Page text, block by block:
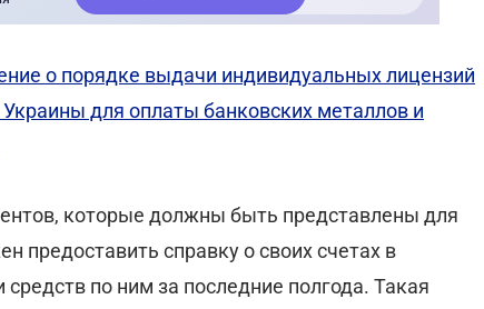
о порядке выдачи индивидуальных лицензий
для оплаты банковских металлов и
которые должны быть представлены для
предоставить справку о своих счетах в
по ним за последние полгода. Такая